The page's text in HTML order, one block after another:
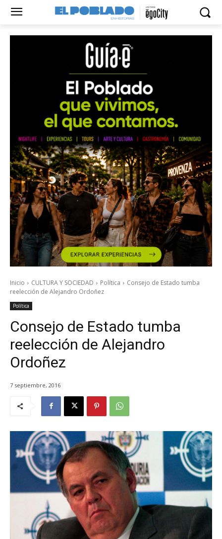
Inicio CULTURA Y SOCIEDAD Política
Consejo de Estado tumba
reelección de Alejandro Ordoñez
Política
Consejo de Estado tumba
reelección de Alejandro
Ordoñez
7 septiembre, 2016